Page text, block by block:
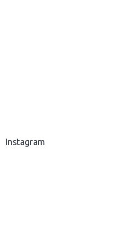
Instagram